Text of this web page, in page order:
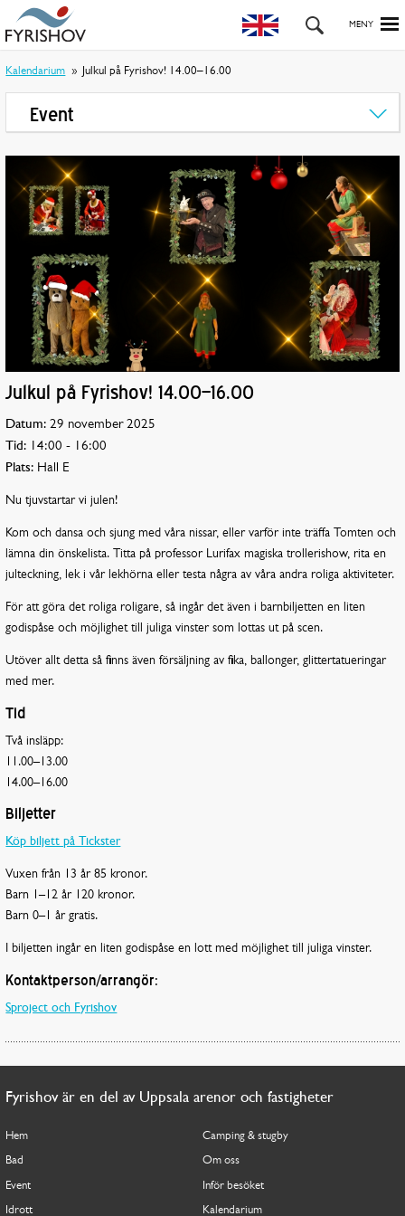
Kalendarium Julkul på Fyrishov! 14.00–16.00
Event
Julkul på Fyrishov! 14.00–16.00
Datum: 29 november 2025
Tid: 14:00 - 16:00
Plats: Hall E
Nu tjuvstartar vi julen!
Kom och dansa och sjung med våra nissar, eller varför inte träffa Tomten och
lämna din önskelista. Titta på professor Lurifax magiska trollerishow, rita en
julteckning, lek i vår lekhörna eller testa några av våra andra roliga aktiviteter.
För att göra det roliga roligare, så ingår det även i barnbiljetten en liten
godispåse och möjlighet till juliga vinster som lottas ut på scen.
Utöver allt detta så finns även försäljning av fika, ballonger, glittertatueringar
med mer.
Tid
Två insläpp:
11.00–13.00
14.00–16.00
Biljetter
Köp biljett på Tickster
Vuxen från 13 år 85 kronor.
Barn 1–12 år 120 kronor.
Barn 0–1 år gratis.
I biljetten ingår en liten godispåse en lott med möjlighet till juliga vinster.
Kontaktperson/arrangör:
Sproject och Fyrishov
Fyrishov är en del av Uppsala arenor och fastigheter
Hem
Bad
Event
Idrott
Camping & stugby
Om oss
Inför besöket
Kalendarium